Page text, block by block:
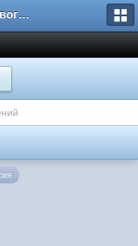
Форум игрового проекта Riverrise